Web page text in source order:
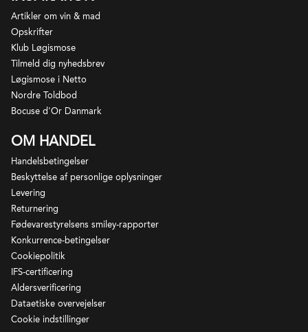
Artikler om vin & mad
Opskrifter
Klub Løgismose
Tilmeld dig nyhedsbrev
Løgismose i Netto
Nordre Toldbod
Bocuse d'Or Danmark
OM HANDEL
Handelsbetingelser
Beskyttelse af personlige oplysninger
Levering
Returnering
Fødevarestyrelsens smiley-rapporter
Konkurrence-betingelser
Cookiepolitik
IFS-certificering
Aldersverificering
Dataetiske overvejelser
Cookie indstillinger